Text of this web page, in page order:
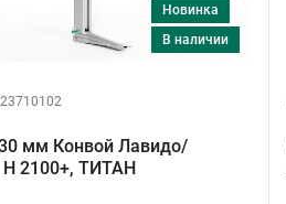
Новинка
в наличии
мм Конвой Лавидо/
2100+, ТИТАН